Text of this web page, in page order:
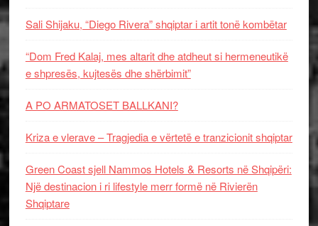
Sali Shijaku, “Diego Rivera” shqiptar i artit tonë kombëtar
“Dom Fred Kalaj, mes altarit dhe atdheut si hermeneutikë
e shpresës, kujtesës dhe shërbimit”
A PO ARMATOSET BALLKANI?
Kriza e vlerave – Tragjedia e vërtetë e tranzicionit shqiptar
Green Coast sjell Nammos Hotels & Resorts në Shqipëri:
Një destinacion i ri lifestyle merr formë në Rivierën
Shqiptare